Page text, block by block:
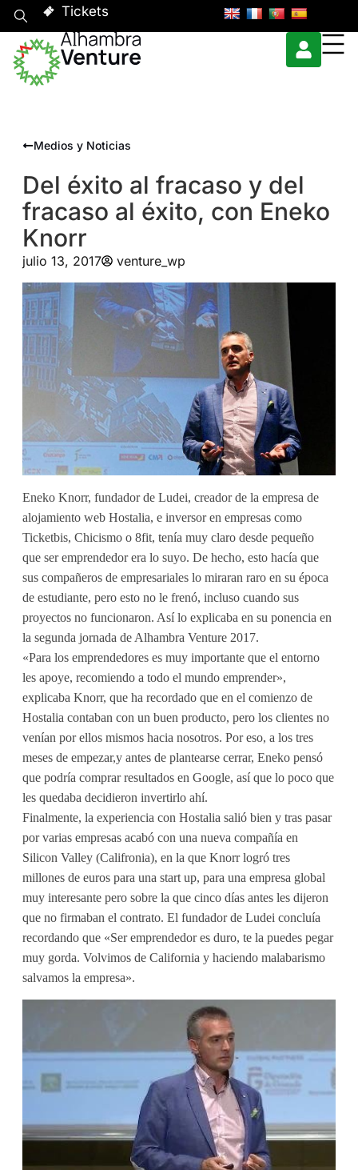
Tickets
Medios y Noticias
Del éxito al fracaso y del
fracaso al éxito, con Eneko
Knorr
julio 13, 2017 venture_wp
Eneko Knorr, fundador de Ludei, creador de la empresa de
alojamiento web Hostalia, e inversor en empresas como
Ticketbis, Chicismo o 8fit, tenía muy claro desde pequeño
que ser emprendedor era lo suyo. De hecho, esto hacía que
sus compañeros de empresariales lo miraran raro en su época
de estudiante, pero esto no le frenó, incluso cuando sus
proyectos no funcionaron. Así lo explicaba en su ponencia en
la segunda jornada de Alhambra Venture 2017.
«Para los emprendedores es muy importante que el entorno
les apoye, recomiendo a todo el mundo emprender»,
explicaba Knorr, que ha recordado que en el comienzo de
Hostalia contaban con un buen producto, pero los clientes no
venían por ellos mismos hacia nosotros. Por eso, a los tres
meses de empezar,y antes de plantearse cerrar, Eneko pensó
que podría comprar resultados en Google, así que lo poco que
les quedaba decidieron invertirlo ahí.
Finalmente, la experiencia con Hostalia salió bien y tras pasar
por varias empresas acabó con una nueva compañía en
Silicon Valley (Califronia), en la que Knorr logró tres
millones de euros para una start up, para una empresa global
muy interesante pero sobre la que cinco días antes les dijeron
que no firmaban el contrato. El fundador de Ludei concluía
recordando que «Ser emprendedor es duro, te la puedes pegar
muy gorda. Volvimos de California y haciendo malabarismo
salvamos la empresa».